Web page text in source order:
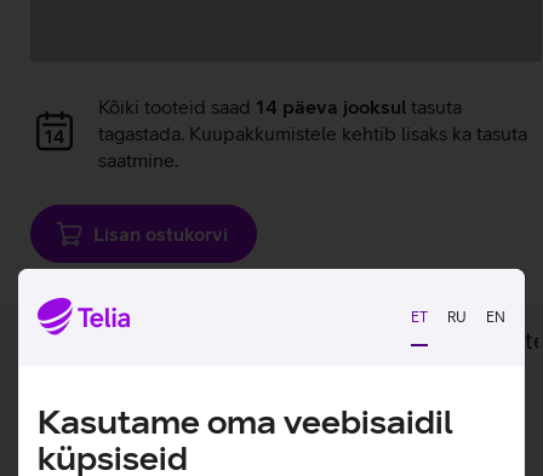
ET RU EN
Kasutame oma veebisaidil
küpsiseid
laadimine
Andmete
laadimine
Kõiki tooteid saad 14 päeva jooksul tasuta
tagastada. Kuupakkumistele kehtib lisaks ka tasuta
saatmine.
Lisan ostukorvi
Lisainfo Tehnilised andmed
Lisainfo
Digiboksile Arris VIP1113, Arris VIP5305 ja Arris VIP4302
sobiv SCART audio-video ühenduskaabel.